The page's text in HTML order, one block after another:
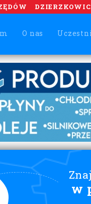
O nas
w